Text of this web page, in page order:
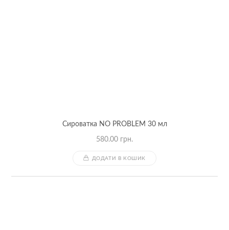
Сироватка NO PROBLEM 30 мл
580.00 грн.
ДОДАТИ В КОШИК